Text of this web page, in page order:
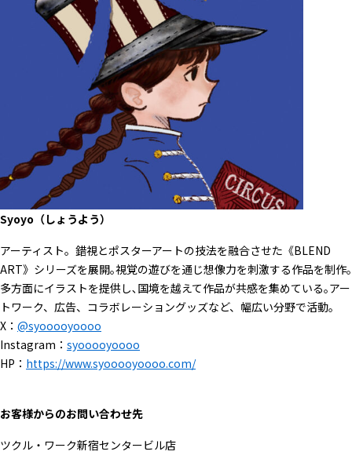
Syoyo（しょうよう）
アーティスト。錯視とポスターアートの技法を融合させた《BLEND
ART》シリーズを展開｡視覚の遊びを通じ想像力を刺激する作品を制作｡
多方面にイラストを提供し､国境を越えて作品が共感を集めている｡アー
トワーク、広告、コラボレーショングッズなど、幅広い分野で活動。
X： @syooooyoooo
Instagram： syooooyoooo
HP： https://www.syooooyoooo.com/
お客様からのお問い合わせ先
ツクル・ワーク新宿センタービル店